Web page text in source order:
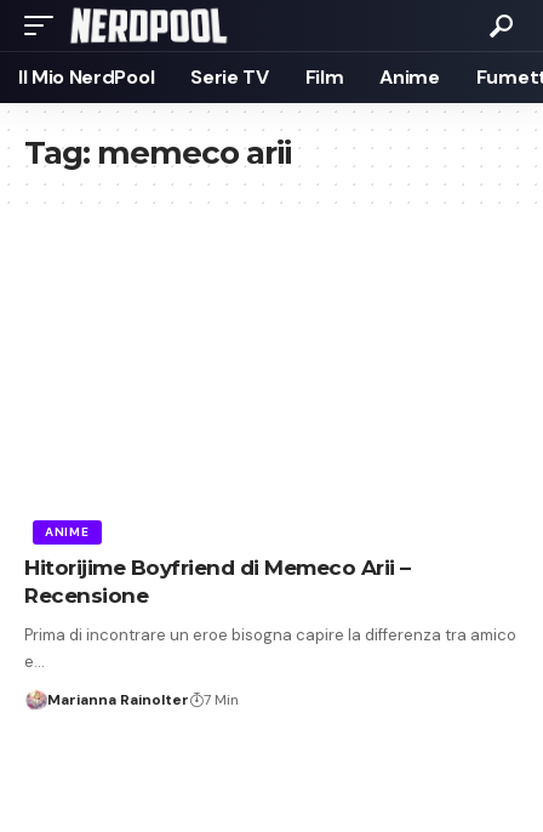
Il Mio NerdPool Serie TV Film Anime
Tag: memeco arii
ANIME
Hitorijime Boyfriend di Memeco Arii –
Recensione
Prima di incontrare un eroe bisogna capire la differenza tra amico
e…
Marianna Rainolter 7 Min